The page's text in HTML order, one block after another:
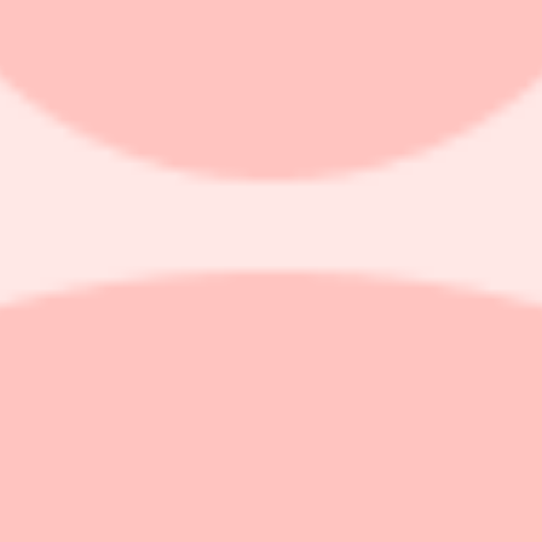
till 4,5 procent (4,3) och Euroområdet till 1,2 procent (1,1).
ge stöd. I Europa bör högre försvarsutgifter och förbättrad
efterfrågan bedöms förbli dämpad till följd av nedgången i
de geopolitiska riskerna är fortsatt höga.